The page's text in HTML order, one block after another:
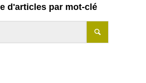
d'articles par mot-clé